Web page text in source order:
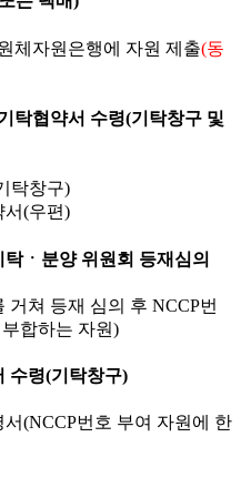
체자원은행에 자원 제출(동
탁협약서 수령(기탁창구 및
탁창구)
서(우편)
ㆍ분양 위원회 등재심의
거쳐 등재 심의 후 NCCP번
합하는 자원)
수령(기탁창구)
(NCCP번호 부여 자원에 한